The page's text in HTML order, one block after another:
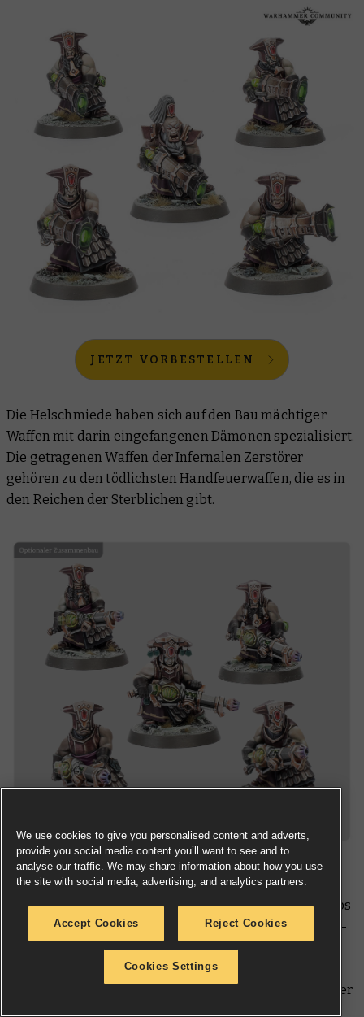
JETZT VORBESTELLEN
Die Helschmiede haben sich auf den Bau mächtiger
Waffen mit darin eingefangenen Dämonen spezialisiert.
Die getragenen Waffen derInfernalen Zerstörer
gehören zu den tödlichsten Handfeuerwaffen, die es in
den Reichen der Sterblichen gibt.
Aus diesem Set kannst du fünf abgehärtete Krieger
bauen, die als kleine, eng zusammenarbeitende Trupps
fungieren. Sie löschen ihre Feinde mit den Karagthrun-
Feuerwerfern aus, oder können mit Schüssen aus den
Grizmalok-Donnerbüchsen Rüstung und Fleisch
gleichermaßen zerfetzen. Der Champion kann mit einer
We use cookies to give you personalised content and adverts,
provide you social media content you’ll want to see and to
analyse our traffic. We may share information about how you use
the site with social media, advertising, and analytics partners.
Accept Cookies Reject Cookies
Cookies Settings